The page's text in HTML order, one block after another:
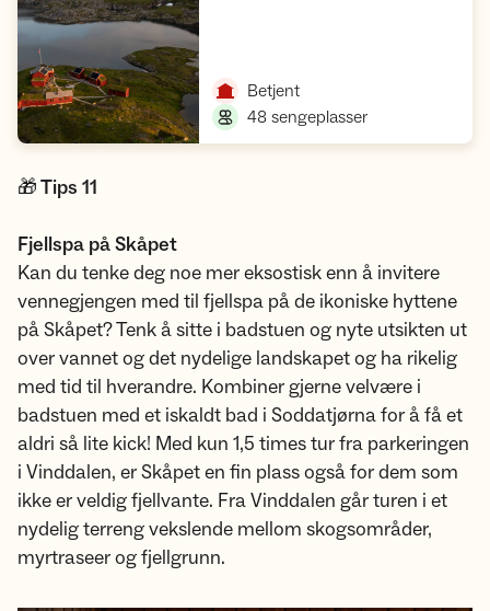
Betjent,
48 sengeplasser,
🎁 Tips 11
Fjellspa på Skåpet
Kan du tenke deg noe mer eksostisk enn å invitere
vennegjengen med til fjellspa på de ikoniske hyttene
på Skåpet? Tenk å sitte i badstuen og nyte utsikten ut
over vannet og det nydelige landskapet og ha rikelig
med tid til hverandre. Kombiner gjerne velvære i
badstuen med et iskaldt bad i Soddatjørna for å få et
aldri så lite kick! Med kun 1,5 times tur fra parkeringen
i Vinddalen, er Skåpet en fin plass også for dem som
ikke er veldig fjellvante. Fra Vinddalen går turen i et
nydelig terreng vekslende mellom skogsområder,
myrtraseer og fjellgrunn.